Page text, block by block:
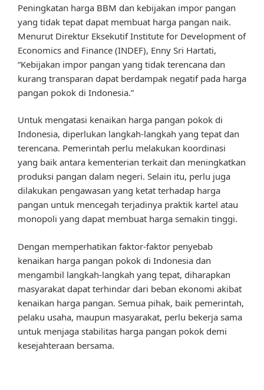
Peningkatan harga BBM dan kebijakan impor pangan
yang tidak tepat dapat membuat harga pangan naik.
Menurut Direktur Eksekutif Institute for Development of
Economics and Finance (INDEF), Enny Sri Hartati,
“Kebijakan impor pangan yang tidak terencana dan
kurang transparan dapat berdampak negatif pada harga
pangan pokok di Indonesia.”
Untuk mengatasi kenaikan harga pangan pokok di
Indonesia, diperlukan langkah-langkah yang tepat dan
terencana. Pemerintah perlu melakukan koordinasi
yang baik antara kementerian terkait dan meningkatkan
produksi pangan dalam negeri. Selain itu, perlu juga
dilakukan pengawasan yang ketat terhadap harga
pangan untuk mencegah terjadinya praktik kartel atau
monopoli yang dapat membuat harga semakin tinggi.
Dengan memperhatikan faktor-faktor penyebab
kenaikan harga pangan pokok di Indonesia dan
mengambil langkah-langkah yang tepat, diharapkan
masyarakat dapat terhindar dari beban ekonomi akibat
kenaikan harga pangan. Semua pihak, baik pemerintah,
pelaku usaha, maupun masyarakat, perlu bekerja sama
untuk menjaga stabilitas harga pangan pokok demi
kesejahteraan bersama.